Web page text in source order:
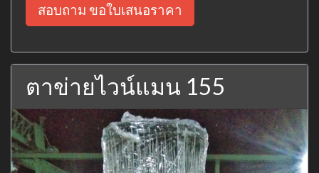
สอบถาม ขอใบเสนอราคา
ตาข่ายไวน์แมน 155